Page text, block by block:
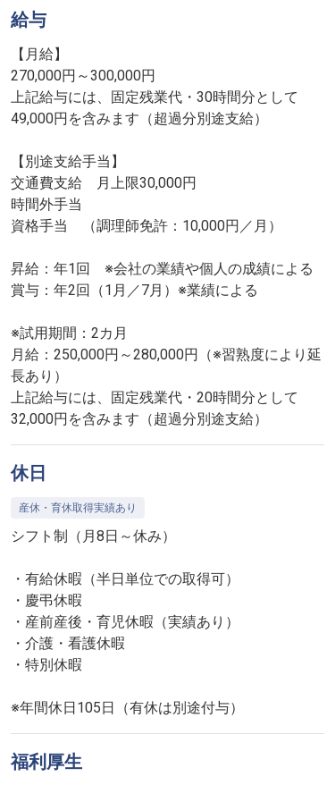
給与
【月給】
270,000円～300,000円
上記給与には、固定残業代・30時間分として
49,000円を含みます（超過分別途支給）
【別途支給手当】
交通費支給 月上限30,000円
時間外手当
資格手当 （調理師免許：10,000円／月）
昇給：年1回 ※会社の業績や個人の成績による
賞与：年2回（1月／7月）※業績による
※試用期間：2カ月
月給：250,000円～280,000円（※習熟度により延
長あり）
上記給与には、固定残業代・20時間分として
32,000円を含みます（超過分別途支給）
休日
産休・育休取得実績あり
シフト制（月8日～休み）
・有給休暇（半日単位での取得可）
・慶弔休暇
・産前産後・育児休暇（実績あり）
・介護・看護休暇
・特別休暇
※年間休日105日（有休は別途付与）
福利厚生